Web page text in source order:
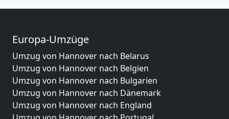
Europa-Umzüge
Umzug von Hannover nach Belarus
Umzug von Hannover nach Belgien
Umzug von Hannover nach Bulgarien
Umzug von Hannover nach Dänemark
Umzug von Hannover nach England